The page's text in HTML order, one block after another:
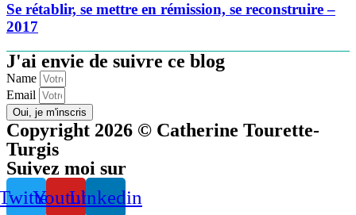
J'ai envie de suivre ce blog
Name
Email
Oui, je m'inscris
Se rétablir, se mettre en rémission, se reconstruire –
2017
Copyright 2026 © Catherine Tourette-
Turgis
Suivez moi sur
YoutubeLinkedin